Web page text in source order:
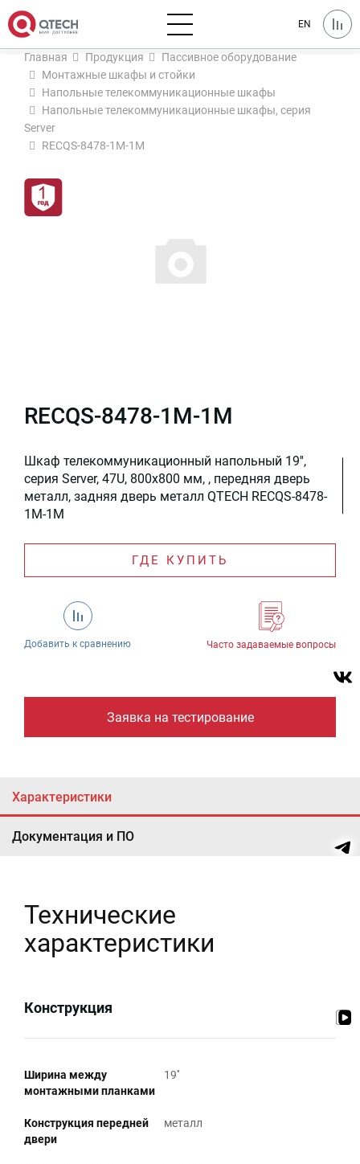
EN
Главная Продукция
Пассивное оборудование
Монтажные шкафы и стойки
Напольные телекоммуникационные шкафы
Напольные телекоммуникационные шкафы, серия
Server
RECQS-8478-1M-1M
RECQS-8478-1M-1M
Шкаф телекоммуникационный напольный 19'',
серия Server, 47U, 800x800 мм, , передняя дверь
металл, задняя дверь металл QTECH RECQS-8478-
1M-1M
ГДЕ КУПИТЬ
Добавить к сравнению Часто задаваемые вопросы
Заявка на тестирование
Характеристики
Документация и ПО
Технические
характеристики
Конструкция
Ширина между
монтажными планками
19''
Конструкция передней
двери
металл